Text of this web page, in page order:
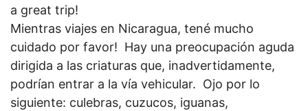
a great trip!
Mientras viajes en Nicaragua, tené mucho
cuidado por favor! Hay una preocupación aguda
dirigida a las criaturas que, inadvertidamente,
podrían entrar a la vía vehicular. Ojo por lo
siguiente: culebras, cuzucos, iguanas,